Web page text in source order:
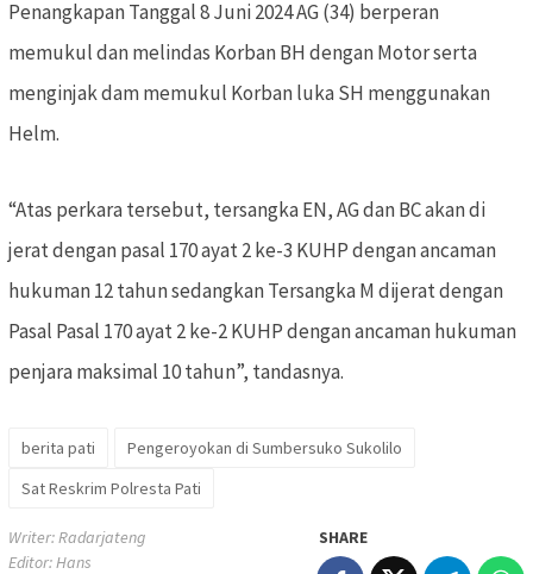
Penangkapan Tanggal 8 Juni 2024 AG (34) berperan
memukul dan melindas Korban BH dengan Motor serta
menginjak dam memukul Korban luka SH menggunakan
Helm.
“Atas perkara tersebut, tersangka EN, AG dan BC akan di
jerat dengan pasal 170 ayat 2 ke-3 KUHP dengan ancaman
hukuman 12 tahun sedangkan Tersangka M dijerat dengan
Pasal Pasal 170 ayat 2 ke-2 KUHP dengan ancaman hukuman
penjara maksimal 10 tahun”, tandasnya.
berita pati
Pengeroyokan di Sumbersuko Sukolilo
Sat Reskrim Polresta Pati
Writer: Radarjateng
Editor: Hans
SHARE